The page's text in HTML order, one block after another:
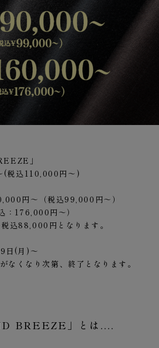
」
(税込110,000円～)
円～（税込99,000円～）
：176,000円～）
込88,000円となります。
日(月)～
なくなり次第、終了となります。
BREEZE」とは....